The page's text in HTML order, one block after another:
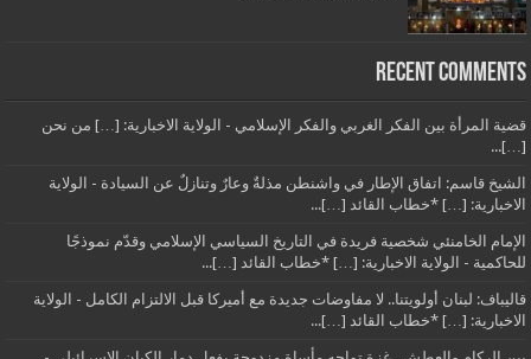
Recent Comments
قضية المرأة بين الفكر الغربي والفكر الإسلامي - الولاية الاخبارية: […] من نحن
[…]...
الشيخ قاسم: اتفاق الإطار في واشنطن مذلةٌ وعارٌ وتنازلٌ عن السيادة - الولاية
الاخبارية: […] *خطاب القائد […]...
الإمام الخامنئي شخصية فريدة في التاريخ السياسي الإسلامي وقدّم نموذجًا
للحاكمية - الولاية الاخبارية: […] *خطاب القائد […]...
قاليباف: لبنان أولويتنا.. لا مفاوضات جديدة مع أميركا قبل الالتزام الكامل - الولاية
الاخبارية: […] *خطاب القائد […]...